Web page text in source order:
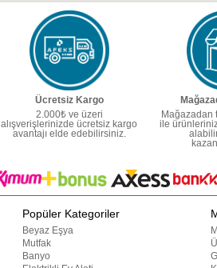
Ücretsiz Kargo
2.000₺ ve üzeri
alışverişlerinizde ücretsiz kargo
avantajı elde edebilirsiniz.
Mağazadan
ile
Popüler Kategoriler
Beyaz Eşya
Mutfak
Banyo